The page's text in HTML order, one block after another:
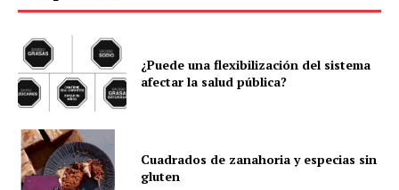
¿Puede una flexibilización del sistema
afectar la salud pública?
Cuadrados de zanahoria y especias sin
gluten